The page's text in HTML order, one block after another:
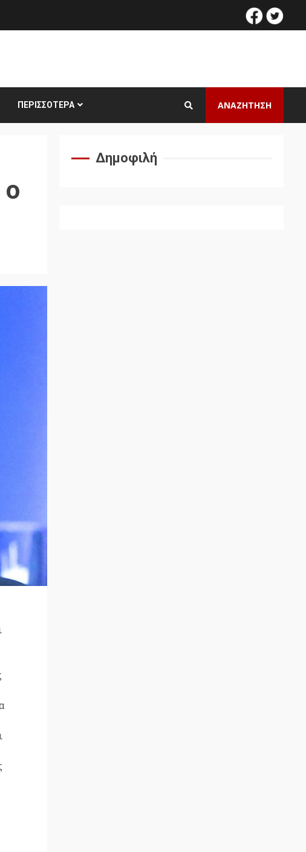
facebook
ΠΕΡΙΣΣΌΤΕΡΑ ΑΝΑΖΗΤΗΣΗ
Δημοφιλή